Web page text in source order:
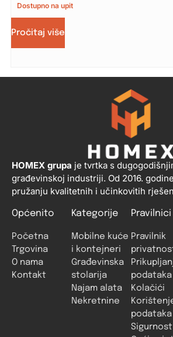
Dostupno na upit
Pročitaj više
HOMEX grupa je tvrtka s
građevinskoj industriji. Od 2016.
pružanju kvalitetnih i učinkovitih
Općenito
Početna
Trgovina
O nama
Kontakt
Kategorije
Mobilne kuće
i kontejneri
Građevinska
stolarija
Najam alata
Nekretnine
Pravilnici
Pravilnik
podataka
Kolačići
podataka
Sigurnost